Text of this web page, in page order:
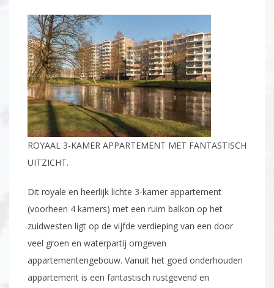
ROYAAL 3-KAMER APPARTEMENT MET FANTASTISCH
UITZICHT.
Dit royale en heerlijk lichte 3-kamer appartement
(voorheen 4 kamers) met een ruim balkon op het
zuidwesten ligt op de vijfde verdieping van een door
veel groen en waterpartij omgeven
appartementengebouw. Vanuit het goed onderhouden
appartement is een fantastisch rustgevend en